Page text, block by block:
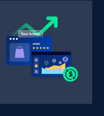
id, Title, Rating,
count item, Initial